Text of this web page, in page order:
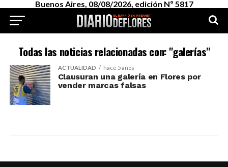
Buenos Aires, 08/08/2026, edición Nº 5817
Todas las noticias relacionadas con: "galerías"
ACTUALIDAD hace 5 años
Clausuran una galería en Flores por
vender marcas falsas